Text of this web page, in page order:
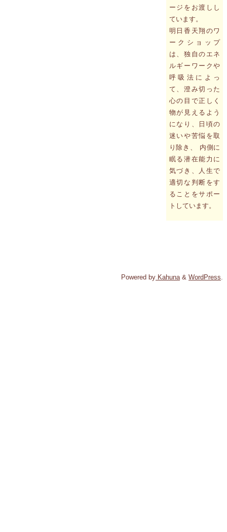
ージをお渡しし
ています。
明日香天翔のワ
ークショップ
は、独自のエネ
ルギーワークや
呼吸法によっ
て、澄み切った
心の目で正しく
物が見えるよう
になり、日頃の
迷いや苦悩を取
り除き、 内側に
眠る潜在能力に
気づき、人生で
適切な判断をす
ることをサポー
トしています。
Powered by Kahuna& WordPress.